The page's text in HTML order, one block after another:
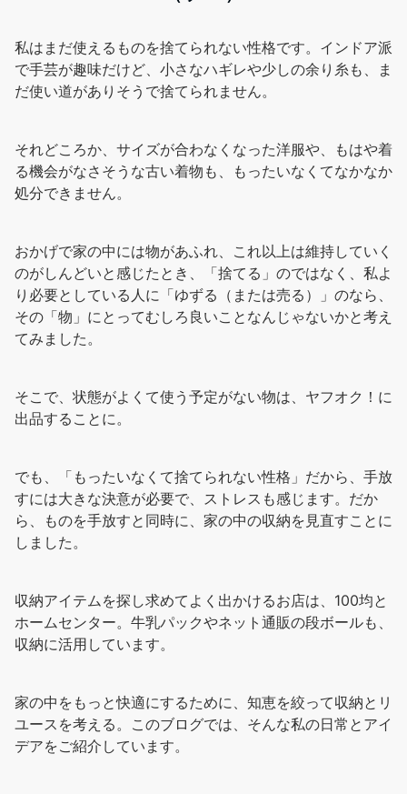
私はまだ使えるものを捨てられない性格です。インドア派
で手芸が趣味だけど、小さなハギレや少しの余り糸も、ま
だ使い道がありそうで捨てられません。
それどころか、サイズが合わなくなった洋服や、もはや着
る機会がなさそうな古い着物も、もったいなくてなかなか
処分できません。
おかげで家の中には物があふれ、これ以上は維持していく
のがしんどいと感じたとき、「捨てる」のではなく、私よ
り必要としている人に「ゆずる（または売る）」のなら、
その「物」にとってむしろ良いことなんじゃないかと考え
てみました。
そこで、状態がよくて使う予定がない物は、ヤフオク！に
出品することに。
でも、「もったいなくて捨てられない性格」だから、手放
すには大きな決意が必要で、ストレスも感じます。だか
ら、ものを手放すと同時に、家の中の収納を見直すことに
しました。
収納アイテムを探し求めてよく出かけるお店は、100均と
ホームセンター。牛乳パックやネット通販の段ボールも、
収納に活用しています。
家の中をもっと快適にするために、知恵を絞って収納とリ
ユースを考える。このブログでは、そんな私の日常とアイ
デアをご紹介しています。